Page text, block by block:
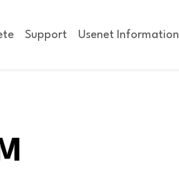
Support Usenet Information